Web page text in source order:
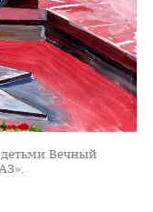
Вечный